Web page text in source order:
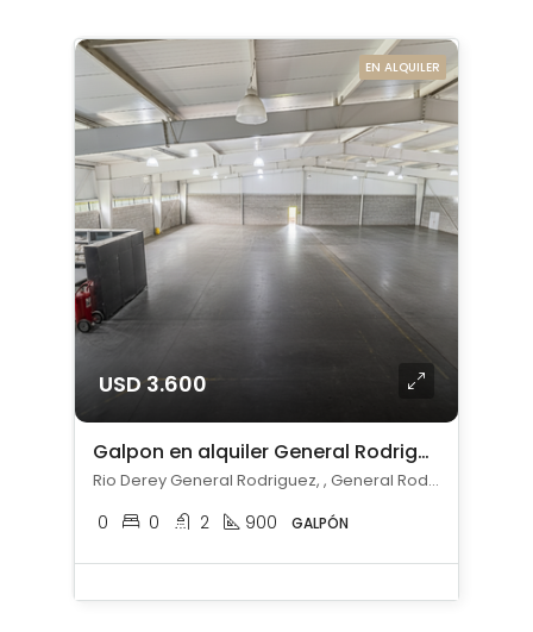
EN ALQUILER
USD 3.600
Galpon en alquiler General Rodriguez
Rio Derey General Rodriguez, , General Rodríguez
0 0 2 900 GALPÓN